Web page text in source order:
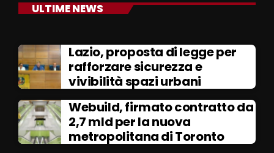
ULTIME NEWS
Lazio, proposta di legge per
rafforzare sicurezza e
vivibilità spazi urbani
Webuild, firmato contratto da
2,7 mld per la nuova
metropolitana di Toronto